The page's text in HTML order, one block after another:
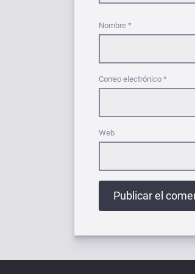
Nombre *
Correo electrónico *
Web